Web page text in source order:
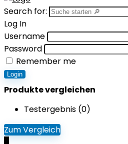
Search for:
Log In
Username
Password
Remember me
Login
Produkte vergleichen
Testergebnis (0)
Zum Vergleich